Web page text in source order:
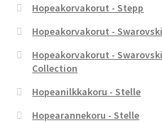
Hopeakorvakorut - Stepp
Hopeakorvakorut -
Hopeakorvakorut -
Collection
Hopeanilkkakoru - Stelle
Hopearannekoru - Stelle